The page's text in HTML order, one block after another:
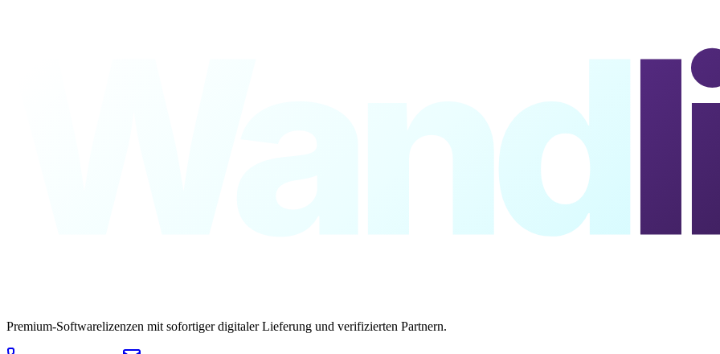
Wand
Premium-Softwarelizenzen mit sofortiger digitaler Lieferung und verifizierten Partnern.